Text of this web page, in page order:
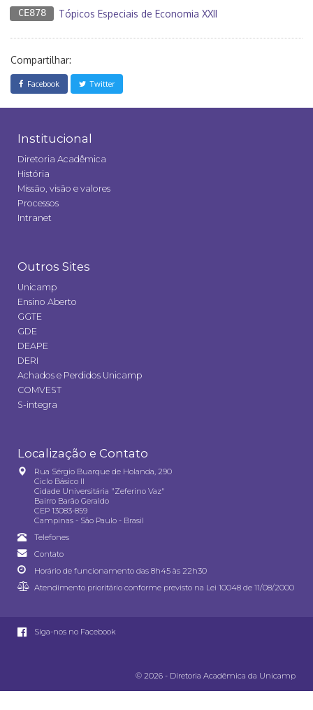
CE878 Tópicos Especiais de Economia XXII
Compartilhar:
Facebook Twitter
Institucional
Diretoria Acadêmica
História
Missão, visão e valores
Processos
Intranet
Outros Sites
Unicamp
Ensino Aberto
GGTE
GDE
DEAPE
DERI
Achados e Perdidos Unicamp
COMVEST
S-integra
Localização e Contato
Rua Sérgio Buarque de Holanda, 290
Ciclo Básico II
Cidade Universitária "Zeferino Vaz"
Bairro Barão Geraldo
CEP 13083-859
Campinas - São Paulo - Brasil
Telefones
Contato
Horário de funcionamento das 8h45 às 22h30
Atendimento prioritário conforme previsto na Lei 10048 de 11/08/2000
Siga-nos no Facebook
© 2026 - Diretoria Acadêmica da Unicamp